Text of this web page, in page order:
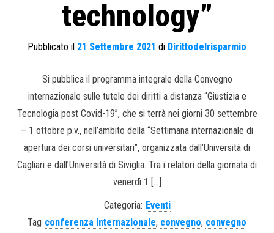
technology”
Pubblicato il 21 Settembre 2021 di Dirittodelrisparmio
Si pubblica il programma integrale della Convegno
internazionale sulle tutele dei diritti a distanza “Giustizia e
Tecnologia post Covid-19”, che si terrà nei giorni 30 settembre
– 1 ottobre p.v., nell’ambito della “Settimana internazionale di
apertura dei corsi universitari”, organizzata dall’Università di
Cagliari e dall’Università di Siviglia. Tra i relatori della giornata di
venerdì 1 […]
Categoria: Eventi
Tag conferenza internazionale, convegno, convegno